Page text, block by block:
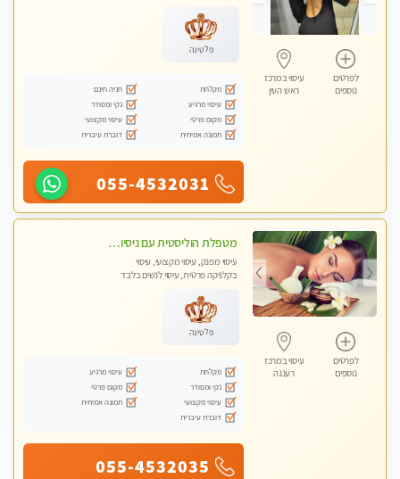
לפרטים
נוספים
עיסוי במרכז
ראש העין
פלטינה
מקלחת
חניה חינם
עיסוי מרגיע
נקי ומסודר
מקום פרטי
עיסוי מקצועי
תמונה אמיתית
דוברת עיברית
055-4532031
לפרטים
נוספים
עיסוי במרכז
רעננה
מטפלת הוליסטית עם ניסיון מעל עשור. עיסוי הוליסטי לגוף ולנשמה עם שמנים חמים מתאים: לגברים/נשים ונשים בהריון . ומקצועית ברמה גבוהה
עיסוי מפנק, עיסוי מקצועי, עיסוי
בקלניקה פרטית, עיסוי לנשים בלבד
פלטינה
מקלחת
עיסוי מרגיע
נקי ומסודר
מקום פרטי
עיסוי מקצועי
תמונה אמיתית
דוברת עיברית
055-4532035